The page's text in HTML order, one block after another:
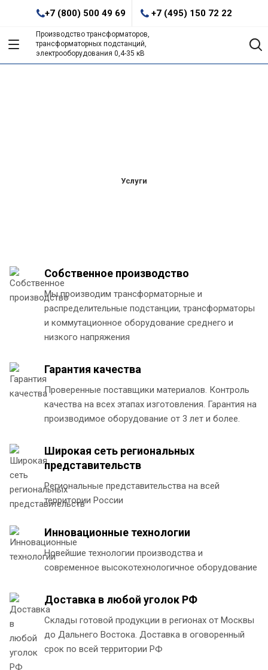
+7 (800) 500 49 69 +7 (495) 150 72 22
Производство трансформаторов,
трансформаторных подстанций,
электрооборудования 0,4-35 кВ
Услуги
Собственное производство
Мы производим трансформаторные и
распределительные подстанции, трансформаторы
и коммутационное оборудование среднего и
низкого напряжения
Гарантия качества
Проверенные поставщики материалов. Контроль
качества на всех этапах изготовления. Гарантия на
производимое оборудование от 3 лет и более.
Широкая сеть региональных
представительств
Региональные представительства на всей
территории России
Инновационные технологии
Новейшие технологии производства и
современное высокотехнологичное оборудование
Доставка в любой уголок РФ
Склады готовой продукции в регионах от Москвы
до Дальнего Востока. Доставка в оговоренный
срок по всей территории РФ